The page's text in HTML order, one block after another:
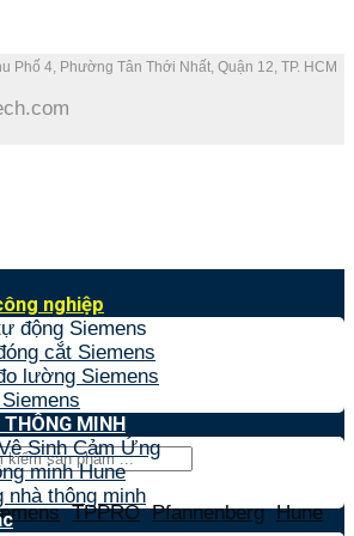
Phố 4, Phường Tân Thới Nhất, Quận 12, TP. HCM
,TPPRO,Pfannenberg,Hune,
nghiệp
động Siemens
cắt Siemens
lường Siemens
MINH
Sinh Cảm Ứng
minh Hune
nhà thông minh